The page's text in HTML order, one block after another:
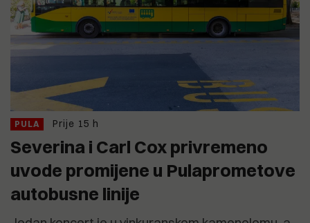
PULA Prije 15 h
Severina i Carl Cox privremeno
uvode promijene u Pulaprometove
autobusne linije